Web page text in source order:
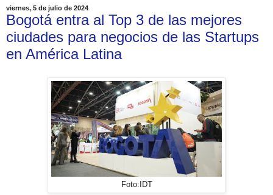
viernes, 5 de julio de 2024
Bogotá entra al Top 3 de las mejores
ciudades para negocios de las Startups
en América Latina
Foto:IDT